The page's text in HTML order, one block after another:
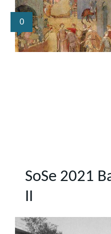
0
SoSe 2021
II